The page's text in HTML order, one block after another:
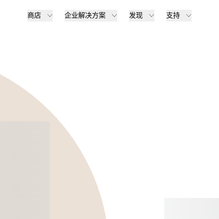
商店 企业解决方案 发现 支持